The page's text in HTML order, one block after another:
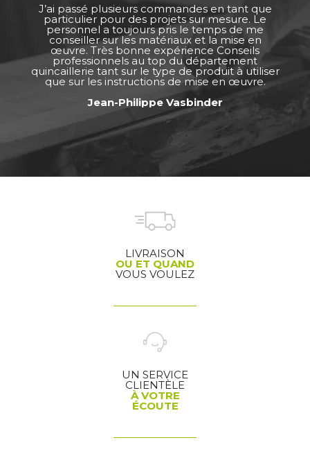
J’ai passé plusieurs commandes en tant que
particulier pour des projets sur mesure. Le
personnel a toujours pris le temps de me
conseiller sur les matériaux et la mise en
œuvre. Très bonne expérience Conseils
professionnels au top du département
quincaillerie tant sur le type de produit à utiliser
que sur les instructions de mise en œuvre.
Jean-Philippe Vasbinder
LIVRAISON
OU ET QUAND
VOUS VOULEZ
UN SERVICE
CLIENTÈLE
À VOTRE
ÉCOUTE